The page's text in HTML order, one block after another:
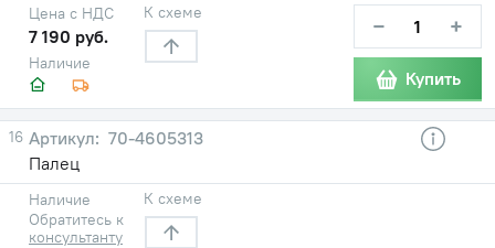
Наличие
Цена с НДС
7 190 руб.
К схеме − +
Купить
16
70-4605313
Палец
Наличие
Обратитесь к
консультанту
К схеме